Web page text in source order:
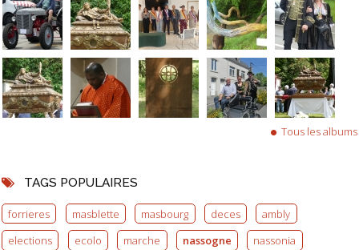
Tous les albums
TAGS POPULAIRES
forrieres masblette masbourg deces
ambly
elections
ecolo marche nassogne nassonia